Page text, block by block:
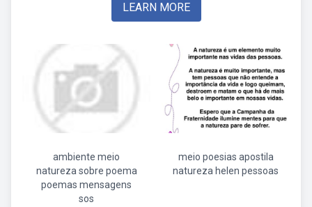
LEARN MORE
ambiente meio
natureza sobre poema
poemas mensagens
sos
meio poesias apostila
natureza helen pessoas